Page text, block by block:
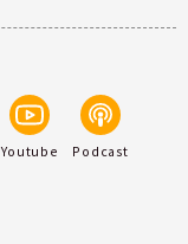
Youtube Podcast